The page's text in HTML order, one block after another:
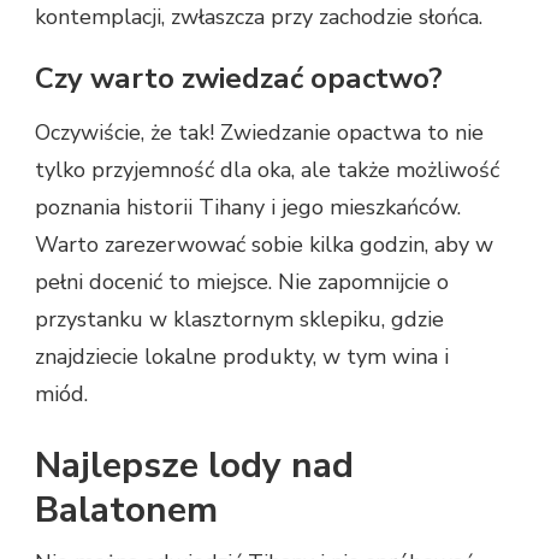
kontemplacji, zwłaszcza przy zachodzie słońca.
Czy warto zwiedzać opactwo?
Oczywiście, że tak! Zwiedzanie opactwa to nie
tylko przyjemność dla oka, ale także możliwość
poznania historii Tihany i jego mieszkańców.
Warto zarezerwować sobie kilka godzin, aby w
pełni docenić to miejsce. Nie zapomnijcie o
przystanku w klasztornym sklepiku, gdzie
znajdziecie lokalne produkty, w tym wina i
miód.
Najlepsze lody nad
Balatonem